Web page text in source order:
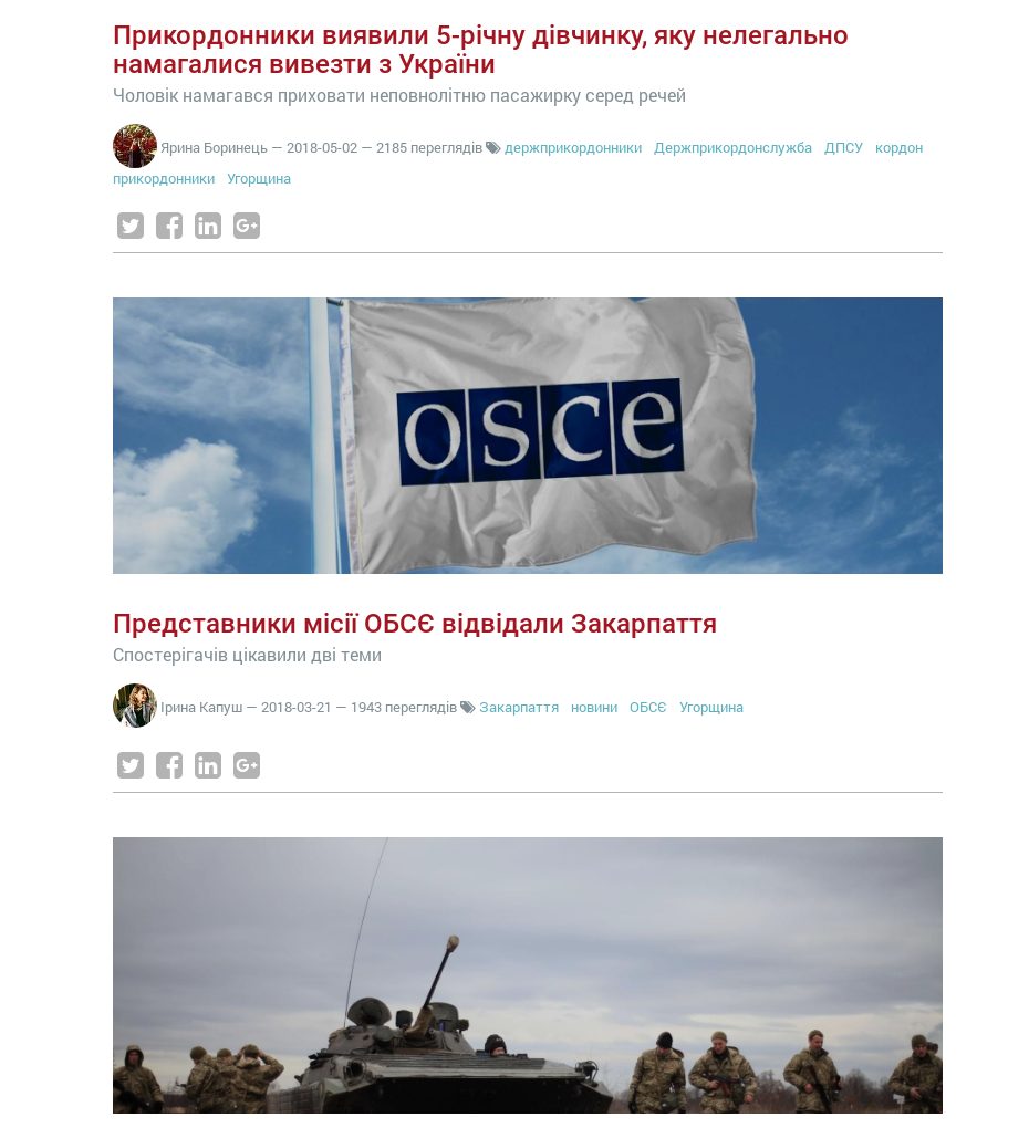
Прикордонники виявили 5-річну дівчинку, яку нелегально
намагалися вивезти з України
Чоловік намагався приховати неповнолітню пасажирку серед речей
Ярина Боринець — 2018-05-02 — 2185 переглядів держприкордонники Держприкордонслужба ДПСУ
кордон
прикордонники
Угорщина
Представники місії ОБСЄ відвідали Закарпаття
Спостерігачів цікавили дві теми
Ірина Капуш — 2018-03-21 — 1943 переглядів Закарпаття новини ОБСЄ Угорщина